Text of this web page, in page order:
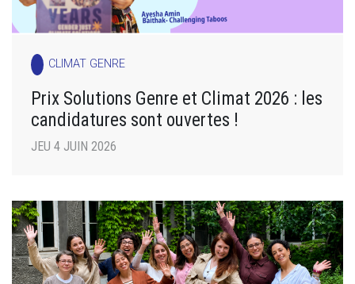
CLIMAT GENRE
Prix Solutions Genre et Climat 2026 : les
candidatures sont ouvertes !
JEU 4 JUIN 2026